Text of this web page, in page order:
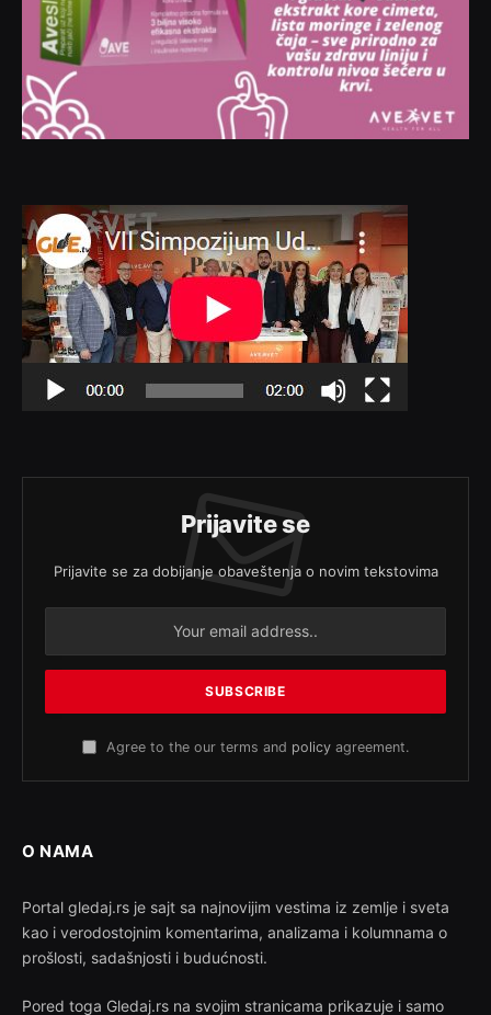
Prijavite se
Prijavite se za dobijanje obaveštenja o novim tekstovima
Agree to the our terms and policy agreement.
O NAMA
Portal gledaj.rs je sajt sa najnovijim vestima iz zemlje i sveta
kao i verodostojnim komentarima, analizama i kolumnama o
prošlosti, sadašnjosti i budućnosti.
Pored toga Gledaj.rs na svojim stranicama prikazuje i samo